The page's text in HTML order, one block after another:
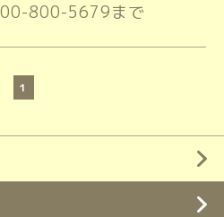
800-5679まで
1